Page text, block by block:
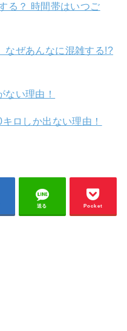
る？ 時間帯はいつご
なぜあんなに混雑する!?
い理由！
ロしか出ない理由！
送る Pocket